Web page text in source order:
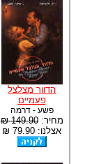
הדוור מצלצל
פעמיים
פשע - דרמה
מחיר:149.90 ₪
אצלנו: 79.90 ₪